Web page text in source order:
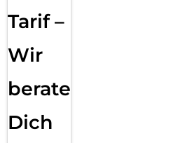
Tarif –
Wir
beraten
Dich